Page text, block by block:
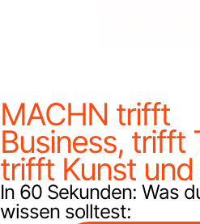
MACHN trifft
Business, trifft
trifft Kunst und
In 60 Sekunden: Was
wissen solltest: